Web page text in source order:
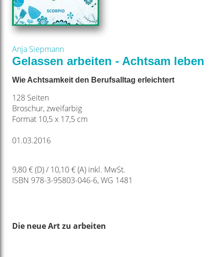
Anja Siepmann
Gelassen arbeiten - Achtsam leben
Wie Achtsamkeit den Berufsalltag erleichtert
128 Seiten
Broschur, zweifarbig
Format 10,5 x 17,5 cm
01.03.2016
9,80 € (D) / 10,10 € (A) inkl. MwSt.
ISBN 978-3-95803-046-6, WG 1481
Die neue Art zu arbeiten